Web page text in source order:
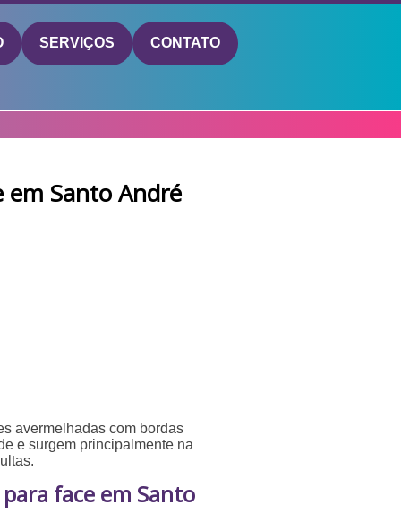
SERVIÇOS CONTATO
em Santo André
avermelhadas com bordas
e surgem principalmente na
face em Santo